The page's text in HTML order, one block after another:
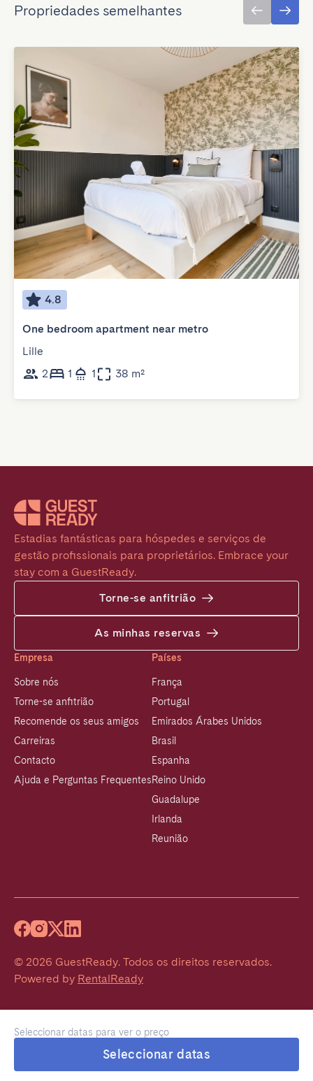
Seleccionar datas para ver o preço
Seleccionar datas
Propriedades semelhantes
4.8
One bedroom apartment near metro
Lille
2
1 1 38 m²
Estadias fantásticas para hóspedes e serviços de
gestão profissionais para proprietários. Embrace your
stay com a GuestReady.
Torne-se anfitrião
As minhas reservas
Empresa
Sobre nós
Torne-se anfitrião
Recomende os seus amigos
Carreiras
Contacto
Ajuda e Perguntas Frequentes
Países
França
Portugal
Emirados Árabes Unidos
Brasil
Espanha
Reino Unido
Guadalupe
Irlanda
Reunião
© 2026 GuestReady. Todos os direitos reservados.
Powered by RentalReady